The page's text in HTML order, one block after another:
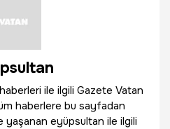
haberleri ile ilgili Gazete Vatan
haberlere bu sayfadan
yaşanan eyüpsultan ile ilgili